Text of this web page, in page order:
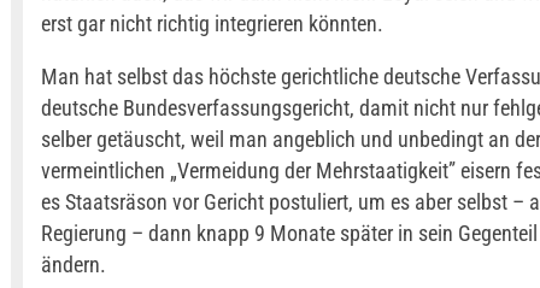
erst gar nicht richtig integrieren könnten.
Man hat selbst das höchste gerichtliche deutsche
deutsche Bundesverfassungsgericht, damit nicht nur
selber getäuscht, weil man angeblich und unbedingt an der
vermeintlichen „Vermeidung der Mehrstaatigkeit” eisern
es Staatsräson vor Gericht postuliert, um es aber selbst –
Regierung – dann knapp 9 Monate später in sein
ändern.